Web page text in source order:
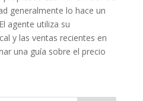
generalmente lo hace un
agente utiliza su
y las ventas recientes en
una guía sobre el precio